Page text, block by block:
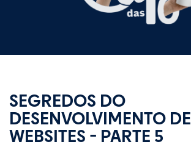
SEGREDOS DO
DESENVOLVIMENTO DE
WEBSITES - PARTE 5